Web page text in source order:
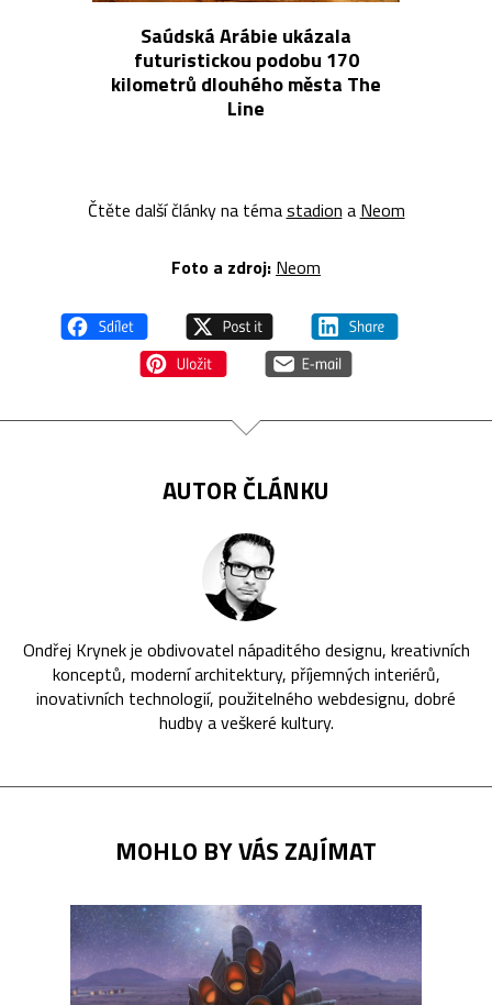
Saúdská Arábie ukázala
futuristickou podobu 170
kilometrů dlouhého města The
Line
Čtěte další články na témastadion a Neom
Foto a zdroj: Neom
AUTOR ČLÁNKU
Ondřej Krynek je obdivovatel nápaditého designu, kreativních
konceptů, moderní architektury, příjemných interiérů,
inovativních technologií, použitelného webdesignu, dobré
hudby a veškeré kultury.
MOHLO BY VÁS ZAJÍMAT